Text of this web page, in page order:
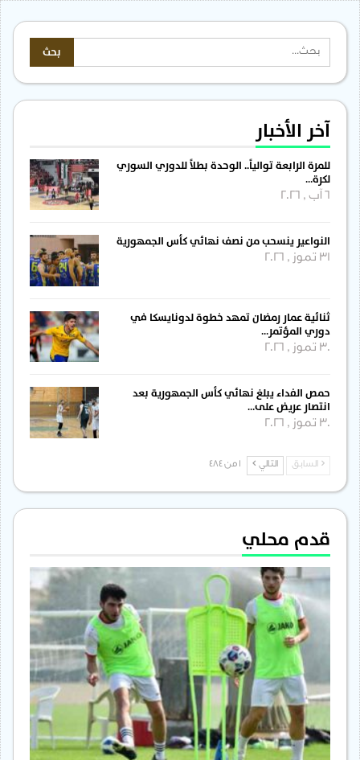
آخر الأخبار
للمرة الرابعة توالياً.. الوحدة بطلاً للدوري السوري
لكرة…
النواعير ينسحب من نصف نهائي كأس الجمهورية
31 تموز , 2026
ثنائية عمار رمضان تمهد خطوة لدونايسكا في
دوري المؤتمر…
30 تموز , 2026
حمص الفداء يبلغ نهائي كأس الجمهورية بعد
انتصار عريض على…
30 تموز , 2026
السابق التالي
قدم محلي